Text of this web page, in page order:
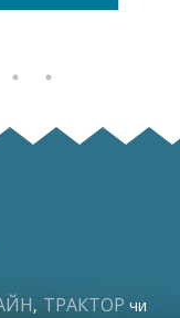
, ТРАКТОР чи